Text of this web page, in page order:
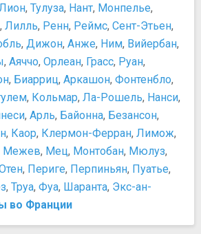
депортации
проходящий сквозь стену"
достопримечательности
сад
районы
во Франции
во Франции
Парижа
от заведений питания
Мишлен
что обязательно нужно
, Тулуза, Нант, Монпелье,
, Лилль, Ренн, Реймс, Сент-Этьен,
, Дижон, Анже, Ним, Вийербан,
, Аяччо, Орлеан, Грасс, Руан,
, Биарриц, Аркашон, Фонтенбло,
, Кольмар, Ла-Рошель, Нанси,
, Арль, Байонна, Безансон,
, Каор, Клермон-Ферран, Лимож,
Межев, Мец, Монтобан, Мюлуз,
, Периге, Перпиньян, Пуатье,
, Труа, Фуа, Шаранта, Экс-ан-
во Франции